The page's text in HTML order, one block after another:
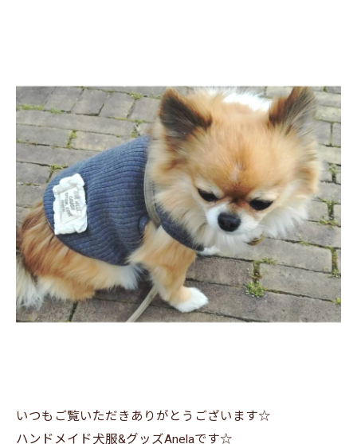
いつもご覧いただきありがとうございます☆
ハンドメイド犬服&グッズAnelaです☆